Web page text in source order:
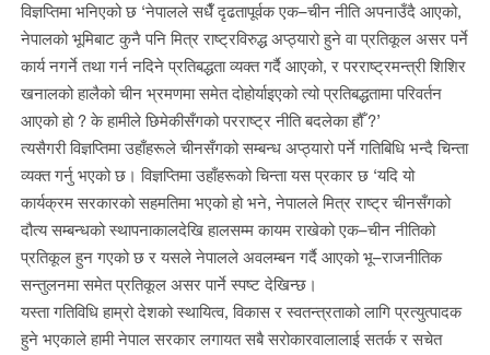
विज्ञप्तिमा भनिएको छ ‘नेपालले सधैँ दृढतापूर्वक एक–चीन नीति अपनाउँदै आएको,
नेपालको भूमिबाट कुनै पनि मित्र राष्ट्रविरुद्ध अप्ठ्यारो हुने वा प्रतिकूल असर पर्ने
कार्य नगर्ने तथा गर्न नदिने प्रतिबद्धता व्यक्त गर्दै आएको, र परराष्ट्रमन्त्री शिशिर
खनालको हालैको चीन भ्रमणमा समेत दोहोर्याइएको त्यो प्रतिबद्धतामा परिवर्तन
आएको हो ? के हामीले छिमेकीसँगको परराष्ट्र नीति बदलेका हौँ ?’
त्यसैगरी विज्ञप्तिमा उहाँहरूले चीनसँगको सम्बन्ध अप्ठ्यारो पर्ने गतिबिधि भन्दै चिन्ता
व्यक्त गर्नु भएको छ। विज्ञप्तिमा उहाँहरूको चिन्ता यस प्रकार छ ‘यदि यो
कार्यक्रम सरकारको सहमतिमा भएको हो भने, नेपालले मित्र राष्ट्र चीनसँगको
दौत्य सम्बन्धको स्थापनाकालदेखि हालसम्म कायम राखेको एक–चीन नीतिको
प्रतिकूल हुन गएको छ र यसले नेपालले अवलम्बन गर्दै आएको भू–राजनीतिक
सन्तुलनमा समेत प्रतिकूल असर पार्ने स्पष्ट देखिन्छ।
यस्ता गतिविधि हाम्रो देशको स्थायित्व, विकास र स्वतन्त्रताको लागि प्रत्युत्पादक
हुने भएकाले हामी नेपाल सरकार लगायत सबै सरोकारवालालाई सतर्क र सचेत